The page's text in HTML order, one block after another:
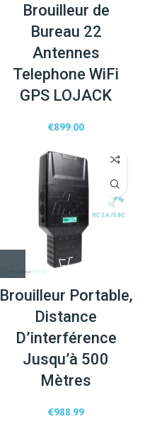
Brouilleur de
Bureau 22
Antennes
Telephone WiFi
GPS LOJACK
€899.00
Brouilleur Portable,
Distance
D’interférence
Jusqu’à 500
Mètres
€988.99